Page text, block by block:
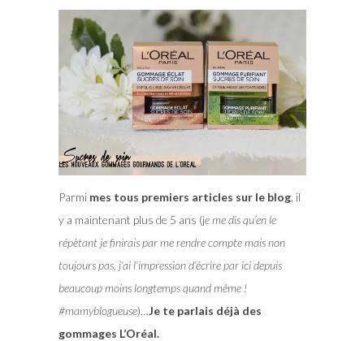
Parmi mes tous premiers articles sur le blog, il
y a maintenant plus de 5 ans (je me dis qu’en le
répètant je finirais par me rendre compte mais non
toujours pas, j’ai l’impression d’écrire par ici depuis
beaucoup moins longtemps quand même !
#mamyblogueuse)…Je te parlais déjà des
gommages L’Oréal.